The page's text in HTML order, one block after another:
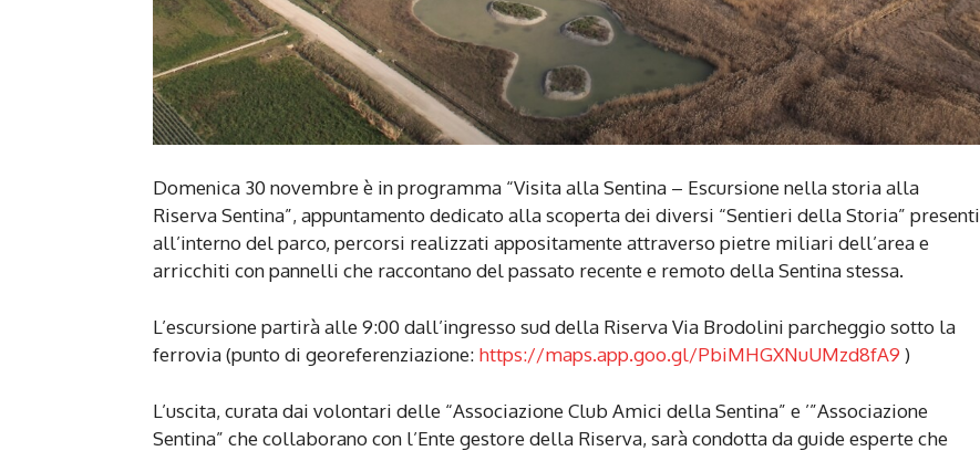
Domenica 30 novembre è in programma “Visita alla Sentina – Escursione nella storia alla
Riserva Sentina”, appuntamento dedicato alla scoperta dei diversi “Sentieri della Storia” presenti
all’interno del parco, percorsi realizzati appositamente attraverso pietre miliari dell’area e
arricchiti con pannelli che raccontano del passato recente e remoto della Sentina stessa.
L’escursione partirà alle 9:00 dall’ingresso sud della Riserva Via Brodolini parcheggio sotto la
ferrovia (punto di georeferenziazione: https://maps.app.goo.gl/PbiMHGXNuUMzd8fA9 )
L’uscita, curata dai volontari delle “Associazione Club Amici della Sentina” e ’”Associazione
Sentina” che collaborano con l’Ente gestore della Riserva, sarà condotta da guide esperte che